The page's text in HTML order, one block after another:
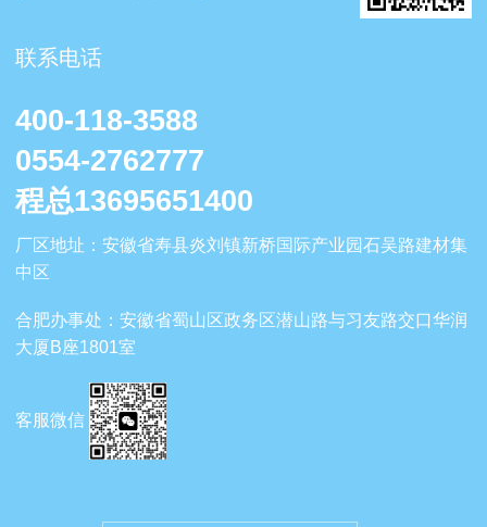
联系电话
400-118-3588
0554-2762777
程总13695651400
厂区地址：安徽省寿县炎刘镇新桥国际产业园石吴路建材集
中区
合肥办事处 ：安徽省蜀山区政务区潜山路与习友路交口华润
大厦B座1801室
客服微信